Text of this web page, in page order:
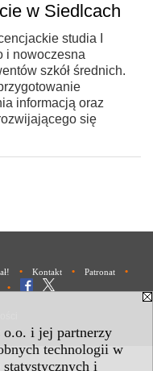
o.o. i jej partnerzy
technologii w
i
w Siedlcach
studia I
i nowoczesna
szkół średnich.
informacją oraz
się
• Kontakt • Patronat •
•